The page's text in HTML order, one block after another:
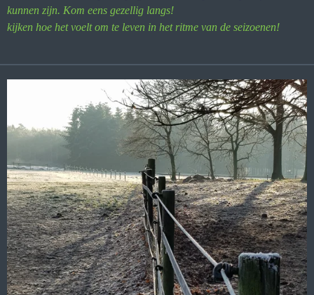
kunnen zijn. Kom eens gezellig langs!
kijken hoe het voelt om te leven in het ritme van de seizoenen!